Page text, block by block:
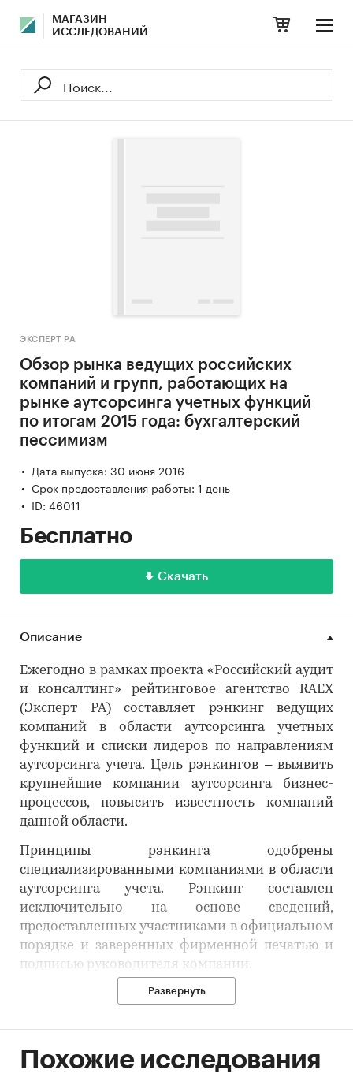
МАГАЗИН
ИССЛЕДОВАНИЙ
ЭКСПЕРТ РА
Обзор рынка ведущих российских
компаний и групп, работающих на
рынке аутсорсинга учетных функций
по итогам 2015 года: бухгалтерский
пессимизм
Дата выпуска: 30 июня 2016
Срок предоставления работы: 1 день
ID: 46011
Бесплатно
Скачать
Описание
Ежегодно в рамках проекта «Российский аудит
и консалтинг» рейтинговое агентство RAEX
(Эксперт РА) составляет рэнкинг ведущих
компаний в области аутсорсинга учетных
функций и списки лидеров по направлениям
аутсорсинга учета. Цель рэнкингов – выявить
крупнейшие компании аутсорсинга бизнес-
процессов, повысить известность компаний
данной области.
Принципы рэнкинга одобрены
специализированными компаниями в области
аутсорсинга учета. Рэнкинг составлен
исключительно на основе сведений,
предоставленных участниками в официальном
порядке и заверенных фирменной печатью и
подписью руководителя компании.
Анкетирование начинается в начале каждого
ежегодно во втором квартале на сайте
рейтингового агентства RAEX (Эксперт РА).
Информация об участниках и результатах их
Развернуть
Похожие исследования